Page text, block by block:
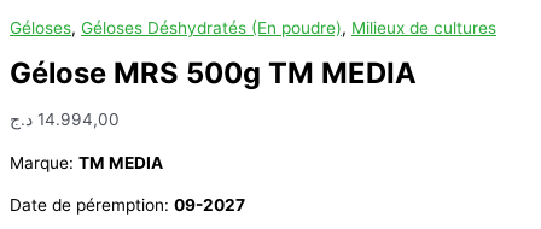
Géloses, Géloses Déshydratés (En poudre), Milieux de cultures
Gélose MRS 500g TM MEDIA
14.994,00 د.ج
Marque: TM MEDIA
Date de péremption: 09-2027